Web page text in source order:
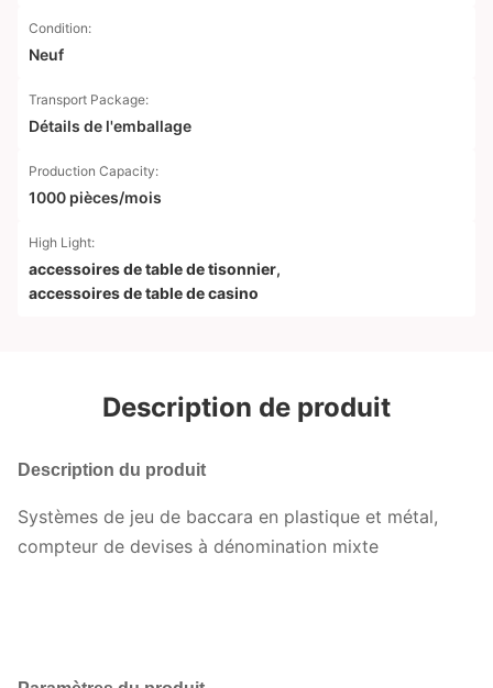
Condition:
Neuf
Transport Package:
Détails de l'emballage
Production Capacity:
1000 pièces/mois
High Light:
accessoires de table de tisonnier,
accessoires de table de casino
Description de produit
Description du produit
Systèmes de jeu de baccara en plastique et métal,
compteur de devises à dénomination mixte